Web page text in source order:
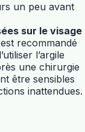
un peu avant
sur le visage
recommandé
l’argile
une chirurgie
être sensibles
inattendues.